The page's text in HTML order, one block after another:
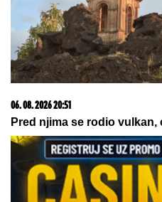
06. 08. 2026 20:51
Pred njima se rodio